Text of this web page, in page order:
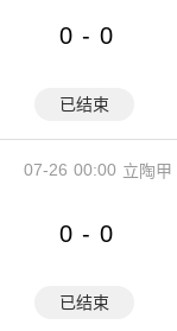
0 - 0
已结束
00:00
07-26 立陶甲
0 - 0
已结束